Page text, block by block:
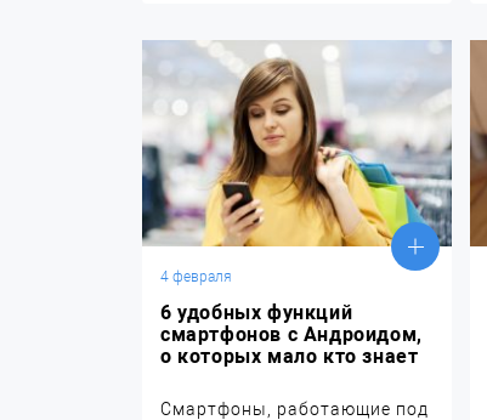
4 февраля
6 удобных функций
смартфонов с Андроидом,
о которых мало кто знает
Смартфоны, работающие под